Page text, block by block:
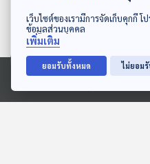
ดาวน์โหลด Thai PBS Podcast Application
Ⓒ 2020 องค์การกระจายเสียงและแพร่ภาพสาธาร
อันตรายจากโรคหลอดเลือด
สมองในหน้าหนาว
โรงหมอ
ตอนที่เกี่ยวข้อง
เว็บไซต์ของเรามีการจัดเก็บคุกกี้
ข้อมูลส่วนบุคคล
เพิ่มเติม
ยอมรับทั้งหมด ไม่ยอม